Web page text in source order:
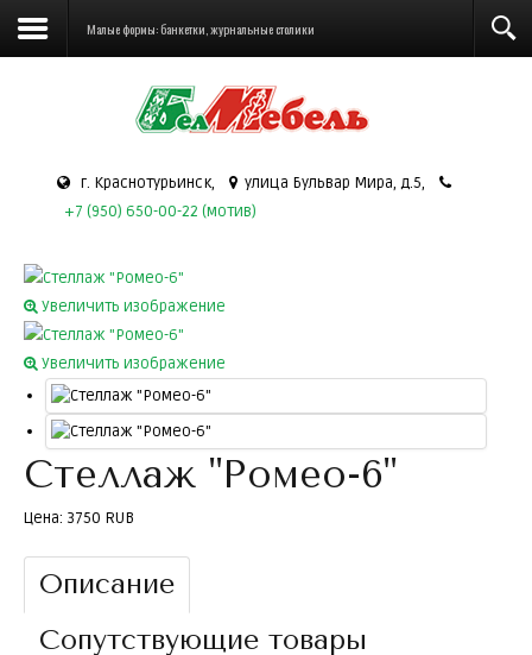
Малые формы: банкетки, журнальные столики
г. Краснотурьинск,
улица Бульвар Мира, д.5,
+7 (950) 650-00-22 (мотив)
Увеличить изображение
Увеличить изображение
Стеллаж "Ромео-6"
Цена: 3750 RUB
Описание
Сопутствующие товары